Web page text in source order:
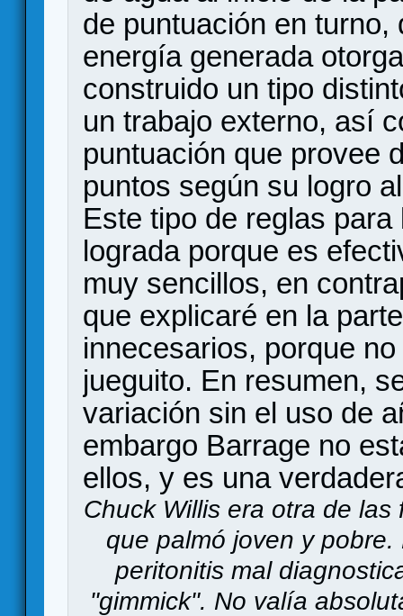
de puntuación en
energía generada
construido un tipo
un trabajo externo, así
puntuación que provee
puntos según su logro
Este tipo de reglas
lograda porque es
muy sencillos, en
que explicaré en la
innecesarios, porque
jueguito. En resumen,
variación sin el uso de
embargo Barrage no
ellos, y es una
Chuck Willis era otra de
que palmó joven y
peritonitis mal
"gimmick". No valía